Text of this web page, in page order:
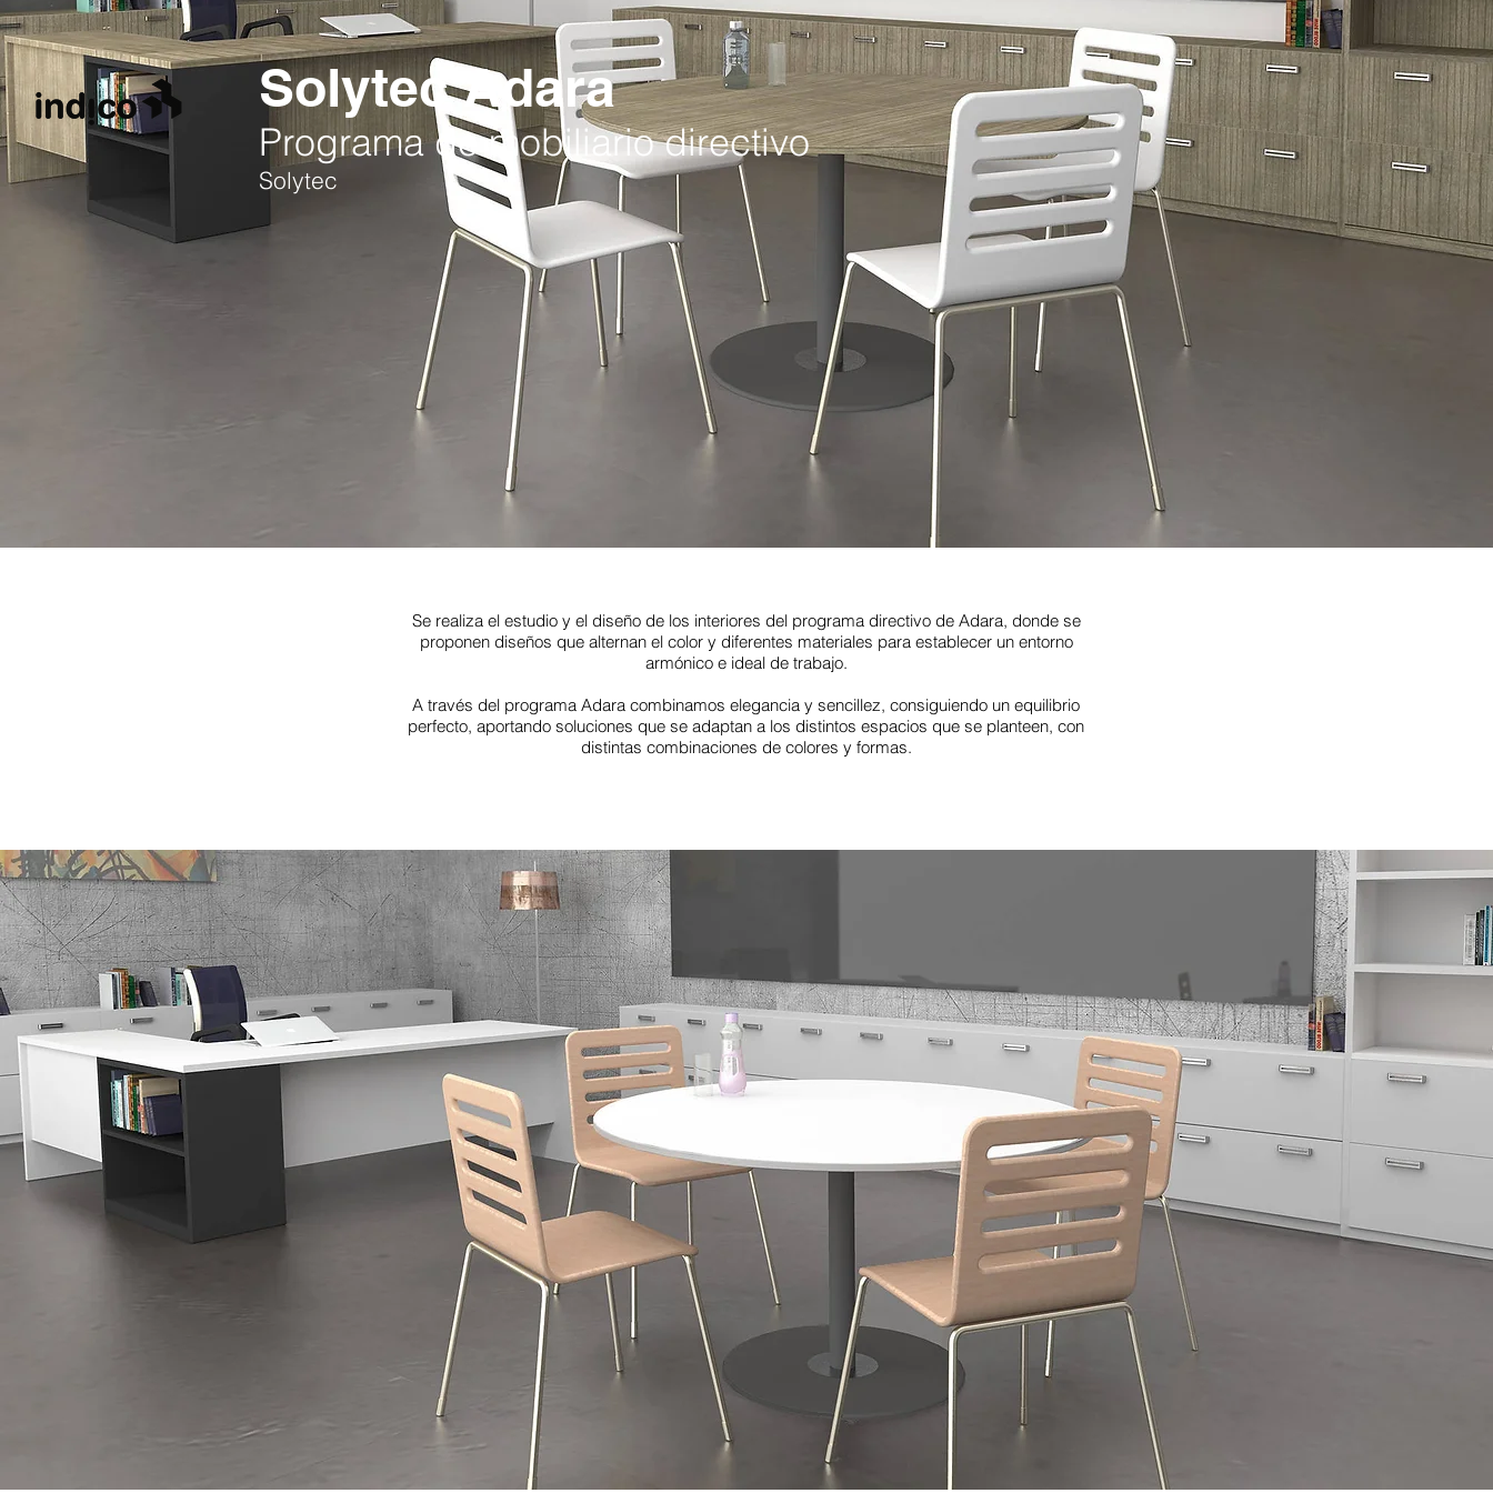
Solytec Adara
Programa de mobiliario directivo
Solytec
Se realiza el estudio y el diseño de los interiores del programa directivo de Adara, donde se
proponen diseños que alternan el color y diferentes materiales para establecer un entorno
armónico e ideal de trabajo.
A través del programa Adara combinamos elegancia y sencillez, consiguiendo un equilibrio
perfecto, aportando soluciones que se adaptan a los distintos espacios que se planteen, con
distintas combinaciones de colores y formas.